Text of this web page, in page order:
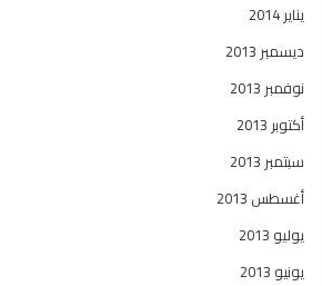
يناير 2014
ديسمبر 2013
نوفمبر 2013
أكتوبر 2013
سبتمبر 2013
أغسطس 2013
يوليو 2013
يونيو 2013